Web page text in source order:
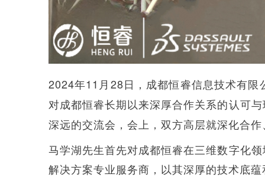
2024年11月28日，成都恒睿信息技术有限
对成都恒睿长期以来深厚合作关系的认可
深远的交流会，会上，双方高层就深化合
马学湖先生首先对成都恒睿在三维数字化
解决方案专业服务商，以其深厚的技术底